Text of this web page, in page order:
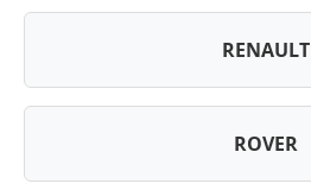
RENAULT
ROVER